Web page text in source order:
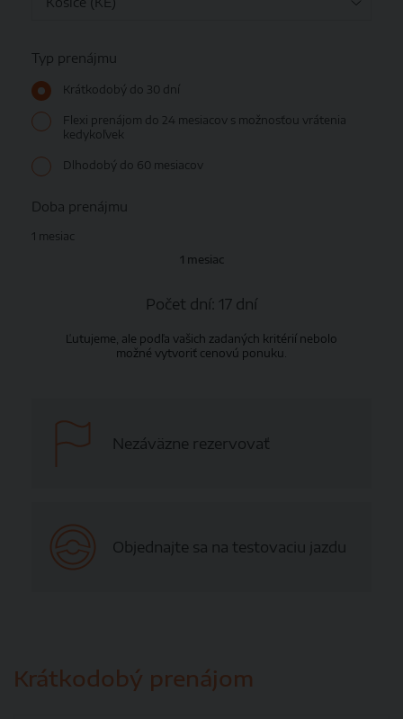
Typ prenájmu
Krátkodobý do 30 dní
Flexi prenájom do 24 mesiacov s možnosťou vrátenia
kedykoľvek
Dlhodobý do 60 mesiacov
Doba prenájmu
1 mesiac
1 mesiac
Počet dní: 17 dní
Ľutujeme, ale podľa vašich zadaných kritérií nebolo
možné vytvoriť cenovú ponuku.
Nezáväzne rezervovať
Objednajte sa na testovaciu jazdu
Krátkodobý prenájom